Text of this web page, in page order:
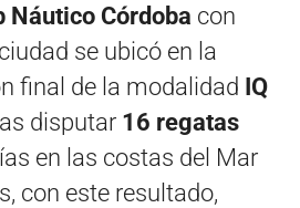
Náutico Córdoba con
se ubicó en la
final de la modalidad IQ
disputar 16 regatas
en las costas del Mar
con este resultado,